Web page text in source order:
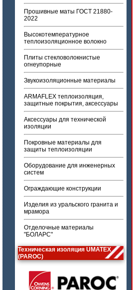
Прошивные маты ГОСТ 21880-
2022
Высокотемпературное
теплоизоляционное волокно
Плиты стекловолокнистые
огнеупорные
Звукоизоляционные материалы
ARMAFLEX теплоизоляция,
защитные покрытия, аксессуары
Аксессуары для технической
изоляции
Покровные материалы для
защиты теплоизоляции
Оборудование для инженерных
систем
Ограждающие конструкции
Изделия из уральского гранита и
мрамора
Отделочные материалы
"БОЛАРС"
Техническая изоляция UMATEX
(PAROC)